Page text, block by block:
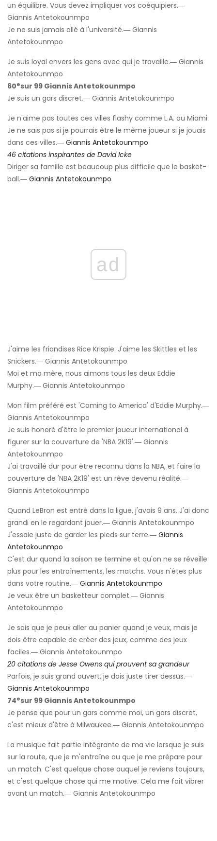
un équilibre. Vous devez impliquer vos coéquipiers.―
Giannis Antetokounmpo
Je ne suis jamais allé à l'université.― Giannis
Antetokounmpo
Je suis loyal envers les gens avec qui je travaille.― Giannis
Antetokounmpo
60esur 99 Giannis Antetokounmpo
Je suis un gars discret.― Giannis Antetokounmpo
Je n'aime pas toutes ces villes flashy comme L.A. ou Miami.
Je ne sais pas si je pourrais être le même joueur si je jouais
dans ces villes.― Giannis Antetokounmpo
46 citations inspirantes de David Icke
Diriger sa famille est beaucoup plus difficile que le basket-
ball.― Giannis Antetokounmpo
ad
J'aime les friandises Rice Krispie. J'aime les Skittles et les
Snickers.― Giannis Antetokounmpo
Moi et ma mère, nous aimons tous les deux Eddie
Murphy.― Giannis Antetokounmpo
Mon film préféré est 'Coming to America' ​​d'Eddie Murphy.―
Giannis Antetokounmpo
Je suis honoré d'être le premier joueur international à
figurer sur la couverture de 'NBA 2K19'.― Giannis
Antetokounmpo
J'ai travaillé dur pour être reconnu dans la NBA, et faire la
couverture de 'NBA 2K19' est un rêve devenu réalité.―
Giannis Antetokounmpo
Quand LeBron est entré dans la ligue, j'avais 9 ans. J'ai donc
grandi en le regardant jouer.― Giannis Antetokounmpo
J'essaie juste de garder les pieds sur terre.― Giannis
Antetokounmpo
C'est dur quand la saison se termine et qu'on ne se réveille
plus pour les entraînements, les matchs. Vous n'êtes plus
dans votre routine.― Giannis Antetokounmpo
Je veux être un basketteur complet.― Giannis
Antetokounmpo
Je sais que je peux aller au panier quand je veux, mais je
dois être capable de créer des jeux, comme des jeux
faciles.― Giannis Antetokounmpo
20 citations de Jesse Owens qui prouvent sa grandeur
Parfois, je suis grand ouvert, je dois juste tirer dessus.―
Giannis Antetokounmpo
74esur 99 Giannis Antetokounmpo
Je pense que pour un gars comme moi, un gars discret,
c'est mieux d'être à Milwaukee.― Giannis Antetokounmpo
La musique fait partie intégrante de ma vie lorsque je suis
sur la route, que je m'entraîne ou que je me prépare pour
un match. C'est quelque chose auquel je reviens toujours,
et c'est quelque chose qui me motive. Cela me fait vibrer
avant un match.― Giannis Antetokounmpo